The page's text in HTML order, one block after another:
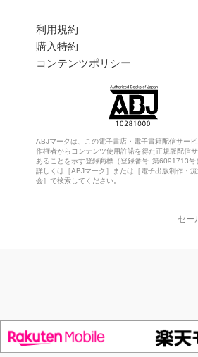
利用規約
購入特約
コンテンツポリシー
ABJマークは、この電子書店・電子書籍配信サー
作権者からコンテンツ使用許諾を得た正規版配信
あることを示す登録商標（登録番号 第6091713号
詳しくは［ABJマーク］または［電子出版制作・流
会］で検索してください。
セー